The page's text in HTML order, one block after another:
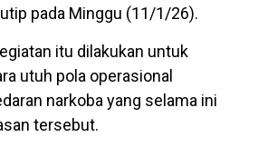
pada Minggu (11/1/26).
itu dilakukan untuk
utuh pola operasional
narkoba yang selama ini
tersebut.